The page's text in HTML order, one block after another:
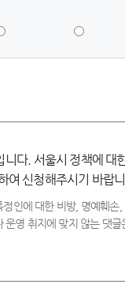
다. 서울시 정책에 대
여 신청해주시기 바랍
인에 대한 비방, 명예훼손
영 취지에 맞지 않는 댓